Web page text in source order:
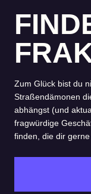
Zum Glück bist du
Straßendämonen
abhängst (und
fragwürdige
finden, die dir